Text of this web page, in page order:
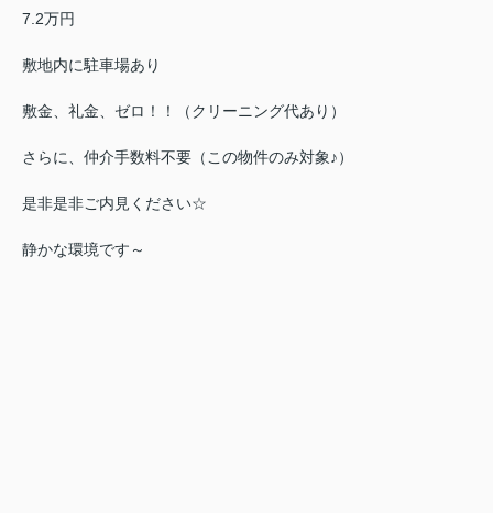
7.2万円
敷地内に駐車場あり
敷金、礼金、ゼロ！！（クリーニング代あり）
さらに、仲介手数料不要（この物件のみ対象♪）
是非是非ご内見ください☆
静かな環境です～